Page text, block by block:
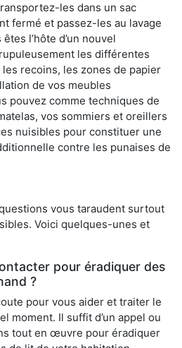
les dans un sac
fermé et passez-les au lavage
l’hôte d’un nouvel
les différentes
les recoins, les zones de papier
de vos meubles
pouvez comme techniques de
vos sommiers et oreillers
nuisibles pour constituer une
contre les punaises de
vous taraudent surtout
Voici quelques-unes et
pour éradiquer des
?
pour vous aider et traiter le
moment. Il suffit d’un appel ou
tout en œuvre pour éradiquer